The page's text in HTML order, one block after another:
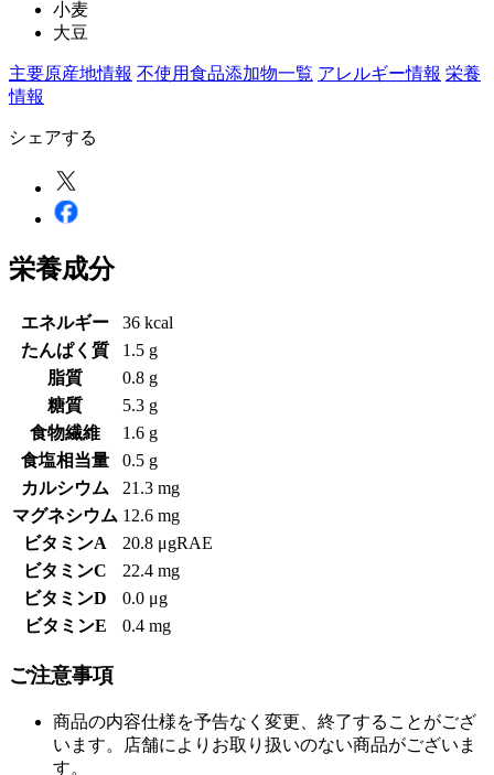
小麦
大豆
主要原産地情報 不使用食品添加物一覧 アレルギー情報 栄養
情報
シェアする
栄養成分
エネルギー
36 kcal
たんぱく質
1.5 g
脂質
0.8 g
糖質
5.3 g
食物繊維
1.6 g
食塩相当量
0.5 g
カルシウム
21.3 mg
マグネシウム 12.6 mg
ビタミンA
20.8 μgRAE
ビタミンC
22.4 mg
ビタミンD
0.0 μg
ビタミンE
0.4 mg
ご注意事項
商品の内容仕様を予告なく変更、終了することがござ
います。店舗によりお取り扱いのない商品がございま
す。